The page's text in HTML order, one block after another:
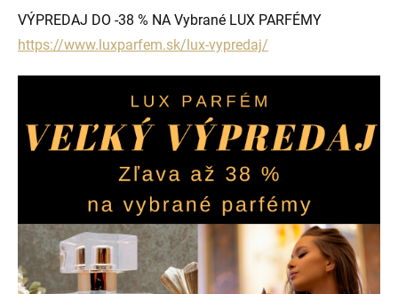
VÝPREDAJ DO -38 % NA Vybrané LUX PARFÉMY
https://www.luxparfem.sk/lux-vypredaj/